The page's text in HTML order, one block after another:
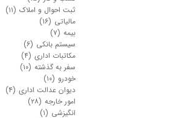
ثبت احوال و املاک (۱۱)
مالیاتی (۱۶)
بیمه (۷)
سیستم بانکی (۶)
مکاتبات اداری (۴)
سفر به گذشته (۱۰)
خودرو (۱۰)
دیوان عدالت اداری (۴)
امور خارجه (۲۸)
انگیزشی (۱)